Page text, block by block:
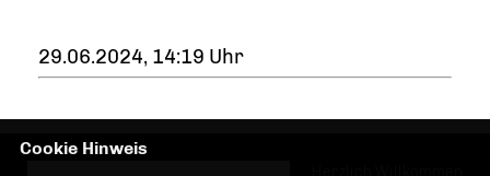
29.06.2024, 14:19 Uhr
Cookie Hinweis